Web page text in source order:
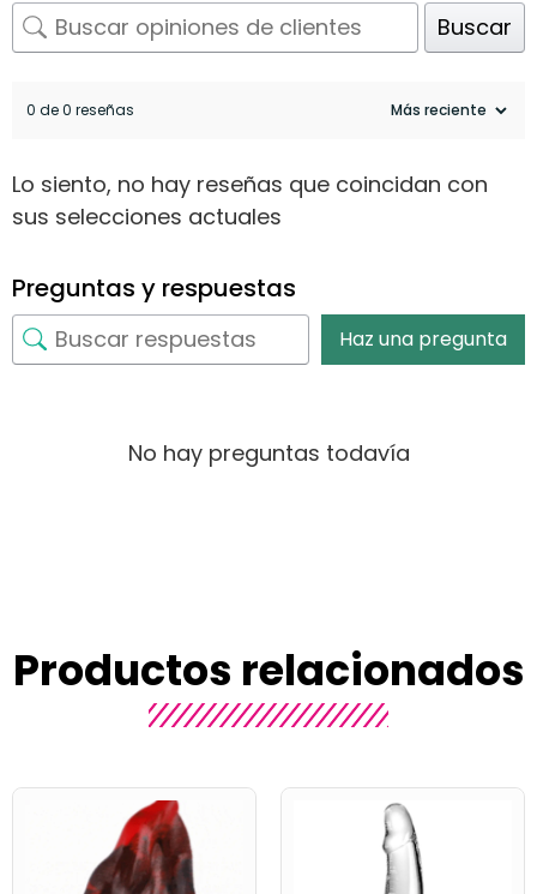
Buscar
0 de 0 reseñas
Lo siento, no hay reseñas que coincidan con
sus selecciones actuales
Preguntas y respuestas
Haz una pregunta
No hay preguntas todavía
Productos relacionados